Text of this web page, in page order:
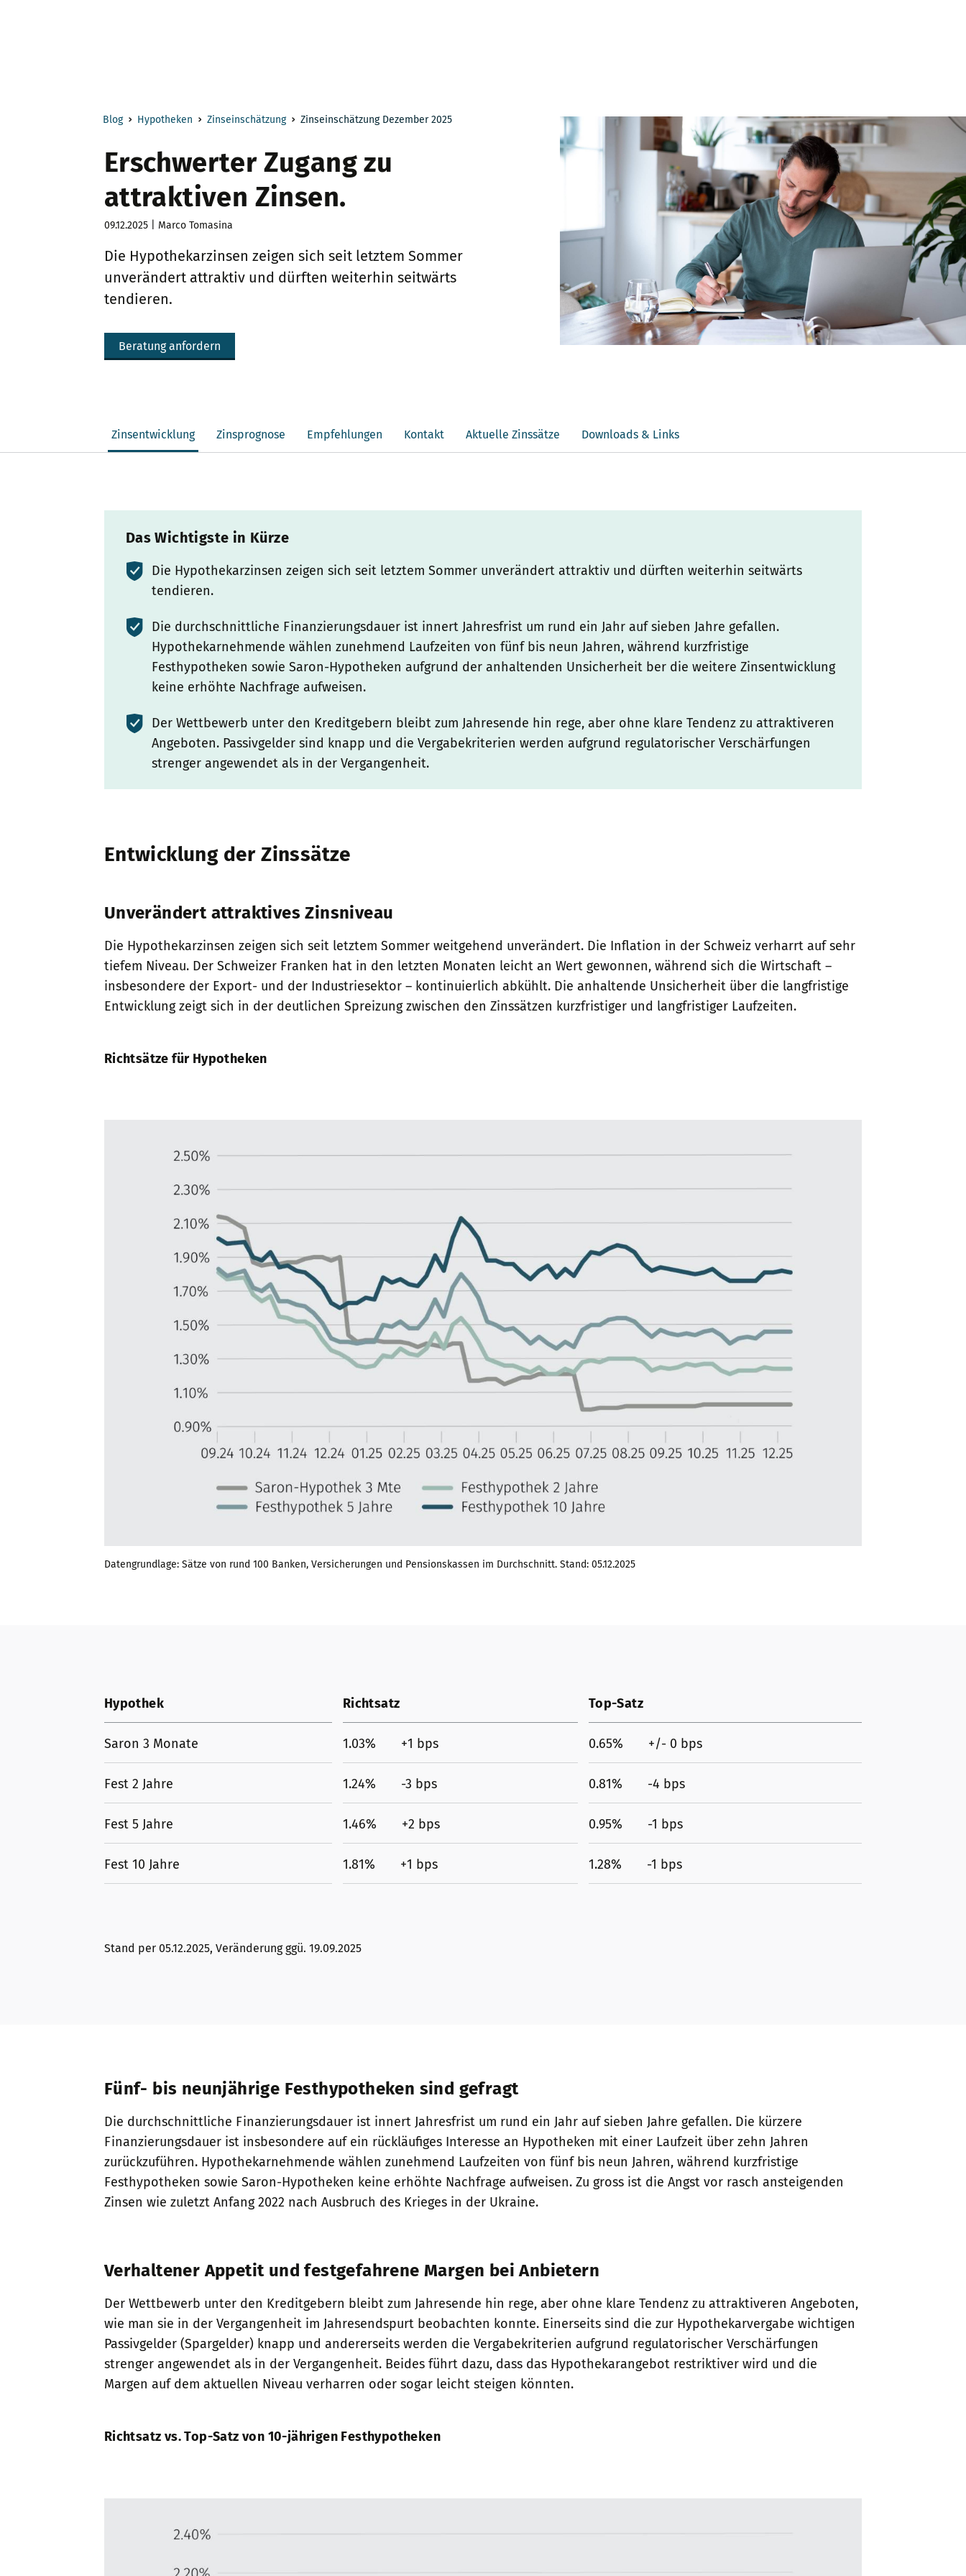
Blog Hypotheken Zinseinschätzung Zinseinschätzung Dezember 2025
Erschwerter Zugang zu
attraktiven Zinsen.
09.12.2025 | Marco Tomasina
Die Hypothekarzinsen zeigen sich seit letztem Sommer
unverändert attraktiv und dürften weiterhin seitwärts
tendieren.
Beratung anfordern
Zinsentwicklung Zinsprognose Empfehlungen Kontakt Aktuelle Zinssätze Downloads & Links
Das Wichtigste in Kürze
Die Hypothekarzinsen zeigen sich seit letztem Sommer unverändert attraktiv und dürften weiterhin seitwärts
tendieren.
Die durchschnittliche Finanzierungsdauer ist innert Jahresfrist um rund ein Jahr auf sieben Jahre gefallen.
Hypothekarnehmende wählen zunehmend Laufzeiten von fünf bis neun Jahren, während kurzfristige
Festhypotheken sowie Saron-Hypotheken aufgrund der anhaltenden Unsicherheit ber die weitere Zinsentwicklung
keine erhöhte Nachfrage aufweisen.
Der Wettbewerb unter den Kreditgebern bleibt zum Jahresende hin rege, aber ohne klare Tendenz zu attraktiveren
Angeboten. Passivgelder sind knapp und die Vergabekriterien werden aufgrund regulatorischer Verschärfungen
strenger angewendet als in der Vergangenheit.
Entwicklung der Zinssätze
Unverändert attraktives Zinsniveau
Die Hypothekarzinsen zeigen sich seit letztem Sommer weitgehend unverändert. Die Inflation in der Schweiz verharrt auf sehr
tiefem Niveau. Der Schweizer Franken hat in den letzten Monaten leicht an Wert gewonnen, während sich die Wirtschaft –
insbesondere der Export- und der Industriesektor – kontinuierlich abkühlt. Die anhaltende Unsicherheit über die langfristige
Entwicklung zeigt sich in der deutlichen Spreizung zwischen den Zinssätzen kurzfristiger und langfristiger Laufzeiten.
Richtsätze für Hypotheken
Datengrundlage: Sätze von rund 100 Banken, Versicherungen und Pensionskassen im Durchschnitt. Stand: 05.12.2025
Hypothek Richtsatz Top-Satz
Saron 3 Monate 1.03% +1 bps 0.65% +/- 0 bps
Fest 2 Jahre 1.24% -3 bps 0.81% -4 bps
Fest 5 Jahre 1.46% +2 bps 0.95% -1 bps
Fest 10 Jahre 1.81% +1 bps 1.28% -1 bps
Stand per 05.12.2025, Veränderung ggü. 19.09.2025
Fünf- bis neunjährige Festhypotheken sind gefragt
Die durchschnittliche Finanzierungsdauer ist innert Jahresfrist um rund ein Jahr auf sieben Jahre gefallen. Die kürzere
Finanzierungsdauer ist insbesondere auf ein rückläufiges Interesse an Hypotheken mit einer Laufzeit über zehn Jahren
zurückzuführen. Hypothekarnehmende wählen zunehmend Laufzeiten von fünf bis neun Jahren, während kurzfristige
Festhypotheken sowie Saron-Hypotheken keine erhöhte Nachfrage aufweisen. Zu gross ist die Angst vor rasch ansteigenden
Zinsen wie zuletzt Anfang 2022 nach Ausbruch des Krieges in der Ukraine.
Verhaltener Appetit und festgefahrene Margen bei Anbietern
Der Wettbewerb unter den Kreditgebern bleibt zum Jahresende hin rege, aber ohne klare Tendenz zu attraktiveren Angeboten,
wie man sie in der Vergangenheit im Jahresendspurt beobachten konnte. Einerseits sind die zur Hypothekarvergabe wichtigen
Passivgelder (Spargelder) knapp und andererseits werden die Vergabekriterien aufgrund regulatorischer Verschärfungen
strenger angewendet als in der Vergangenheit. Beides führt dazu, dass das Hypothekarangebot restriktiver wird und die
Margen auf dem aktuellen Niveau verharren oder sogar leicht steigen könnten.
Richtsatz vs. Top-Satz von 10-jährigen Festhypotheken